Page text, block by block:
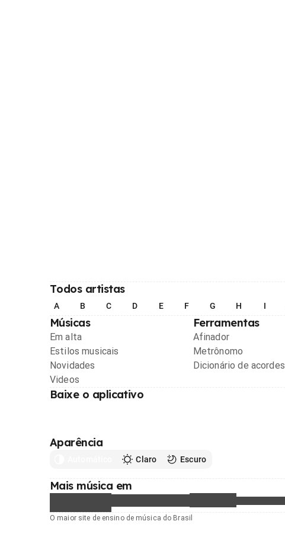
Todos artistas
A B C D E F G H I
Músicas
Em alta
Estilos musicais
Novidades
Videos
Ferramentas
Afinador
Metrônomo
Dicionário de acordes
Baixe o aplicativo
Aparência
Claro Escuro
Mais música em
O maior site de ensino de música do Brasil